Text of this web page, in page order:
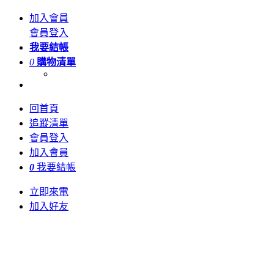
加入會員
會員登入
我要結帳
0 購物清單
回首頁
追蹤清單
會員登入
加入會員
0 我要結帳
立即來電
加入好友